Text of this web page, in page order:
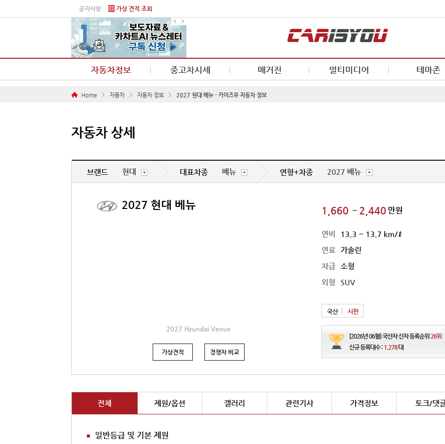
공지사항 가상 견적 조회
자동차정보 중고차시세 매거진 멀티미디어 테마존
Home 자동차 자동차 정보 2027 현대 베뉴 - 카이즈유 자동차 정보
자동차 상세
브랜드 현대 대표차종 베뉴 연형+차종 2027 베뉴
2027 현대 베뉴
2027 Hyundai Venue
가상견적 경쟁차 비교
1,660 ~ 2,440 만원
연비
13.3 ~ 13.7 km/ℓ
연료
가솔린
차급
소형
외형
SUV
국산 시판
[2026년 06월] 국산차 신차 등록순위 26위
신규 등록대수 : 1,278대
가격
2,057 ~ 2,707만원
전체 제원/옵션 갤러리 관련기사 가격정보 토크/댓
일반등급 및 기본 제원